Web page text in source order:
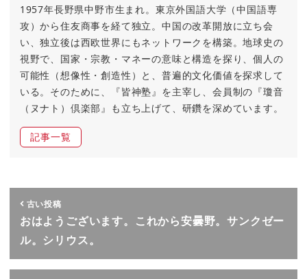
1957年長野県中野市生まれ。東京外国語大学（中国語専
攻）から住友商事を経て独立。中国の改革開放に立ち会
い、独立後は西欧世界にもネットワークを構築。地球史の
視野で、国家・宗教・マネーの意味と構造を探り、個人の
可能性（想像性・創造性）と、普遍的文化価値を探求して
いる。そのために、『皆神塾』を主宰し、会員制の『瓊音
（ヌナト）倶楽部』も立ち上げて、研鑽を深めています。
記事一覧
古い投稿
おはようございます。これから安曇野。サンクゼー
ル。シリウス。